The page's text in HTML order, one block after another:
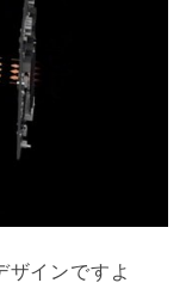
ザインですよ